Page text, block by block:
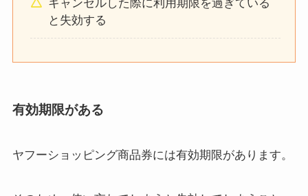
キャンセルした際に利用期限を過ぎている
と失効する
有効期限がある
ヤフーショッピング商品券には有効期限があります。